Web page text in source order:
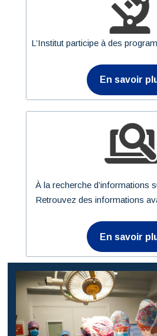
L’Institut participe à des
En savoir
À la recherche d’informations
Retrouvez des informations
En savoir